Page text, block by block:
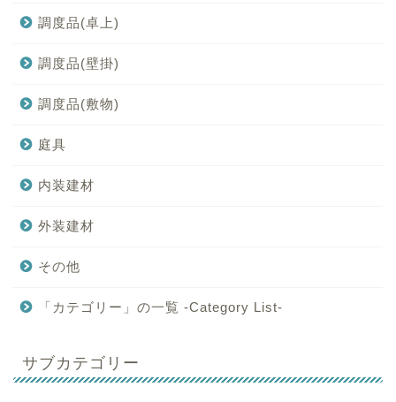
調度品(卓上)
調度品(壁掛)
調度品(敷物)
庭具
内装建材
外装建材
その他
「カテゴリー」の一覧 -Category List-
サブカテゴリー